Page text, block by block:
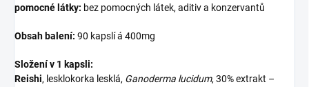
pomocné látky: bez pomocných látek, aditiv a konzervantů
Obsah balení: 90 kapslí á 400mg
Složení v 1 kapsli:
Reishi, lesklokorka lesklá, Ganoderma lucidum, 30% extrakt –